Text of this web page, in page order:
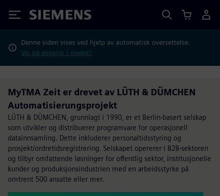
Siemens
Denne siden vises ved hjelp av automatisk oversettelse.
Vis på engelsk i stedet?
MyTMA Zeit er drevet av LÜTH & DÜMCHEN
Automatisierungsprojekt
LÜTH & DÜMCHEN, grunnlagt i 1990, er et Berlin-basert selskap
som utvikler og distribuerer programvare for operasjonell
datainnsamling. Dette inkluderer personaltidsstyring og
prosjekt/ordretidsregistrering. Selskapet opererer i B2B-sektoren
og tilbyr omfattende løsninger for offentlig sektor, institusjonelle
kunder og produksjonsindustrien med en arbeidsstyrke på
omtrent 500 ansatte eller mer.